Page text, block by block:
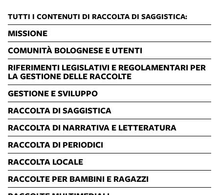
TUTTI I CONTENUTI DI RACCOLTA DI SAGGISTICA:
MISSIONE
COMUNITÀ BOLOGNESE E UTENTI
RIFERIMENTI LEGISLATIVI E REGOLAMENTARI PER
LA GESTIONE DELLE RACCOLTE
GESTIONE E SVILUPPO
RACCOLTA DI SAGGISTICA
RACCOLTA DI NARRATIVA E LETTERATURA
RACCOLTA DI PERIODICI
RACCOLTA LOCALE
RACCOLTE PER BAMBINI E RAGAZZI